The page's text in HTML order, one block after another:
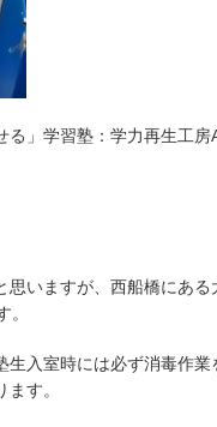
」学習塾：学力再生工房
いますが、西船橋にあ
入室時には必ず消毒作業
す。